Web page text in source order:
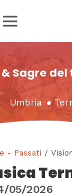
& Sagre
Umbria ●
- Passati /
05/2026